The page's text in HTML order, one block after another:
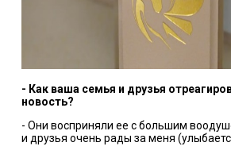
- Как ваша семья и друзья
новость?
- Они восприняли ее с большим
и друзья очень рады за меня